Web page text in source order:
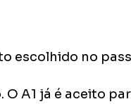
escolhido no
O A1 já é aceito